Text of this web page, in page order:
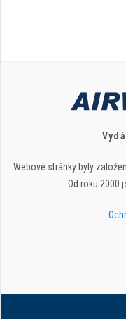
Webové stránky byly
Od roku 2000